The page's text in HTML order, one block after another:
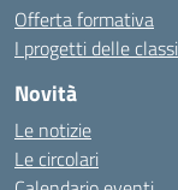
Offerta formativa
I progetti delle classi
Novità
Le notizie
Le circolari